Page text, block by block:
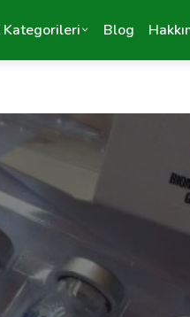
Kategorileri Blog